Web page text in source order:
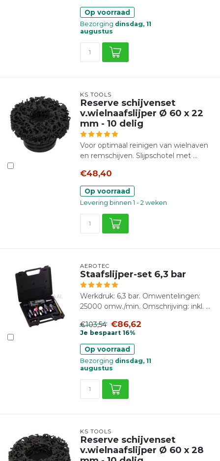
Op voorraad
Bezorging dinsdag, 11
augustus
KS TOOLS
Reserve schijvenset
v.wielnaafslijper Ø 60 x 22
mm - 10 delig
Voor optimaal reinigen van wielnaven
en remschijven. Slijpschotel met ...
€48,40
Op voorraad
Levering binnen 1 - 2 weken
AEROTEC
Staafslijper-set 6,3 bar
Werkdruk: 6,3 bar. Omwentelingen:
25000 omw./min. Omschrijving: inkl. ...
€103,54 €86,62
Je bespaart 16%
Op voorraad
Bezorging dinsdag, 11
augustus
KS TOOLS
Reserve schijvenset
v.wielnaafslijper Ø 60 x 28